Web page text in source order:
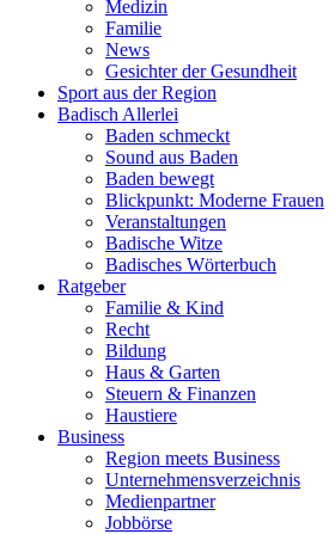
Medizin
Familie
News
Gesichter der Gesundheit
Sport aus der Region
Badisch Allerlei
Baden schmeckt
Sound aus Baden
Baden bewegt
Blickpunkt: Moderne Frauen
Veranstaltungen
Badische Witze
Badisches Wörterbuch
Ratgeber
Familie & Kind
Recht
Bildung
Haus & Garten
Steuern & Finanzen
Haustiere
Business
Region meets Business
Unternehmensverzeichnis
Medienpartner
Jobbörse